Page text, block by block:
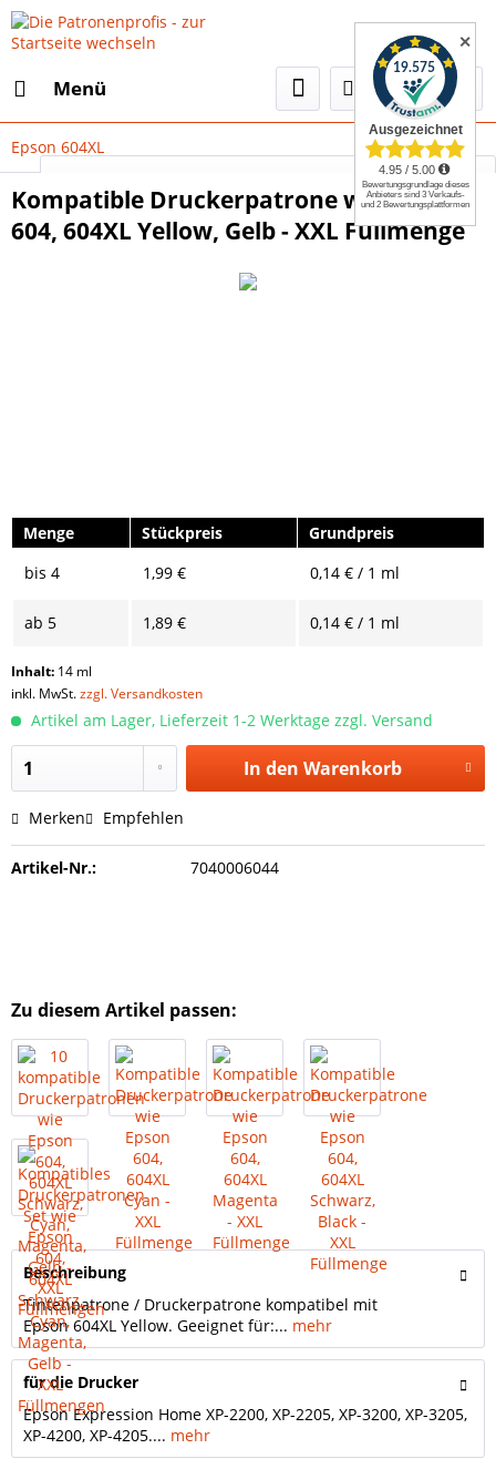
Menü
Select Language▼
Epson 604XL
Kompatible Druckerpatrone wie Epson
604, 604XL Yellow, Gelb - XXL Füllmenge
Menge Stückpreis
Grundpreis
bis 4 1,99 € 0,14 € / 1 ml
ab 5 1,89 € 0,14 € / 1 ml
Inhalt: 14 ml
inkl. MwSt.zzgl. Versandkosten
Artikel am Lager, Lieferzeit 1-2 Werktage zzgl. Versand
In den Warenkorb
Merken Empfehlen
Artikel-Nr.: 7040006044
Zu diesem Artikel passen:
Beschreibung
Tintenpatrone / Druckerpatrone kompatibel mit
Epson 604XL Yellow. Geeignet für:... mehr
für die Drucker
Epson Expression Home XP-2200, XP-2205, XP-3200, XP-3205,
XP-4200, XP-4205.... mehr
✕